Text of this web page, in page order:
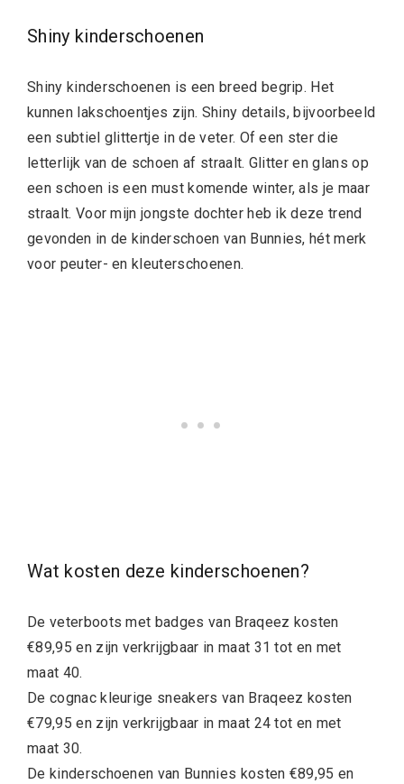
Shiny kinderschoenen
Shiny kinderschoenen is een breed begrip. Het
kunnen lakschoentjes zijn. Shiny details, bijvoorbeeld
een subtiel glittertje in de veter. Of een ster die
letterlijk van de schoen af straalt. Glitter en glans op
een schoen is een must komende winter, als je maar
straalt. Voor mijn jongste dochter heb ik deze trend
gevonden in de kinderschoen van Bunnies, hét merk
voor peuter- en kleuterschoenen.
Wat kosten deze kinderschoenen?
De veterboots met badges van Braqeez kosten
€89,95 en zijn verkrijgbaar in maat 31 tot en met
maat 40.
De cognac kleurige sneakers van Braqeez kosten
€79,95 en zijn verkrijgbaar in maat 24 tot en met
maat 30.
De kinderschoenen van Bunnies kosten €89,95 en